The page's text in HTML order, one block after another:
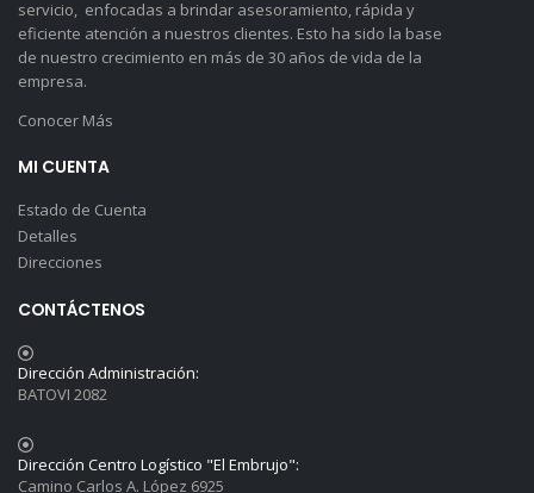
servicio, enfocadas a brindar asesoramiento, rápida y
eficiente atención a nuestros clientes. Esto ha sido la base
de nuestro crecimiento en más de 30 años de vida de la
empresa.
Conocer Más
MI CUENTA
Estado de Cuenta
Detalles
Direcciones
CONTÁCTENOS
Dirección Administración:
BATOVI 2082
Dirección Centro Logístico "El Embrujo":
Camino Carlos A. López 6925